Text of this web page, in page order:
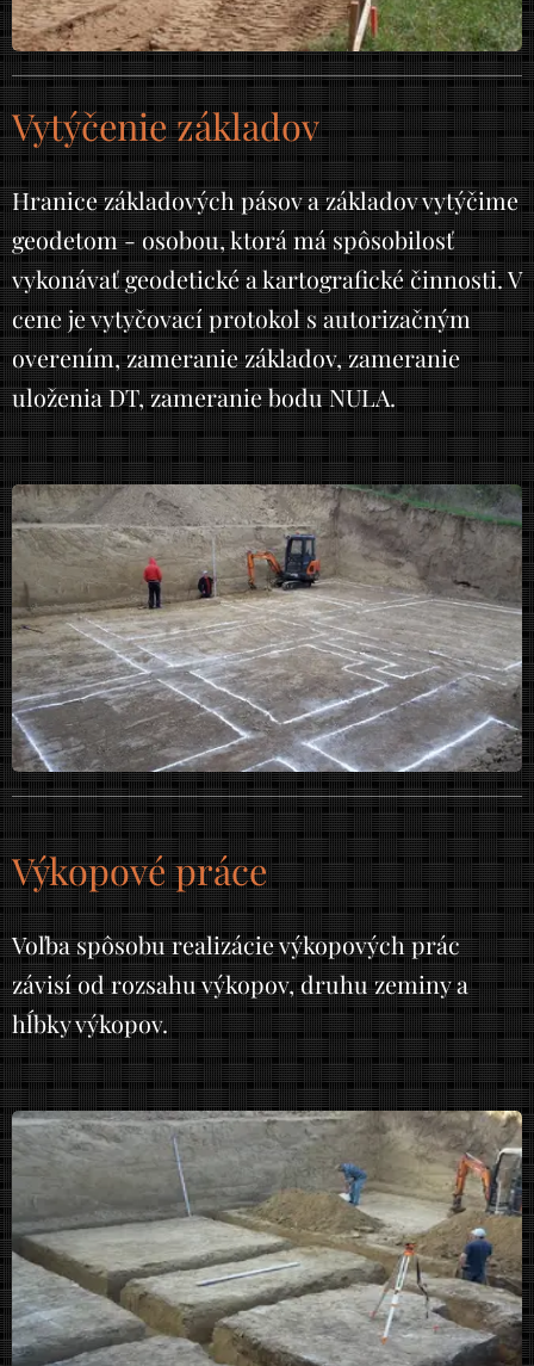
Vytýčenie základov
Hranice základových pásov a základov vytýčime
geodetom - osobou, ktorá má spôsobilosť
vykonávať geodetické a kartografické činnosti. V
cene je vytyčovací protokol s autorizačným
overením, zameranie základov, zameranie
uloženia DT, zameranie bodu NULA.
Výkopové práce
Voľba spôsobu realizácie výkopových prác
závisí od rozsahu výkopov, druhu zeminy a
hĺbky výkopov.